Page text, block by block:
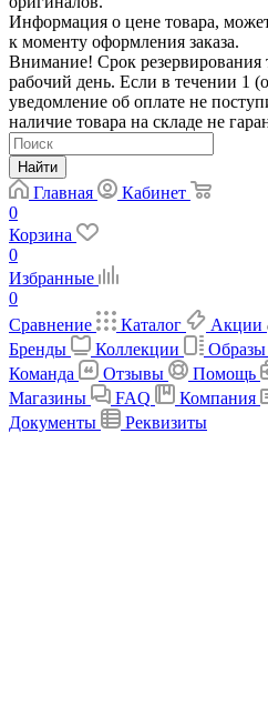
Информация о цене товара,
к моменту оформления заказа.
Внимание! Срок резервирования
рабочий день. Если в течении 1
уведомление об оплате не
наличие товара на складе не
Найти
Главная
Кабинет
0
Корзина
0
Избранные
0
Сравнение
Каталог Акции
Бренды
Коллекции Образы
Команда
Отзывы Помощь
Магазины
FAQ Компания
Документы
Реквизиты